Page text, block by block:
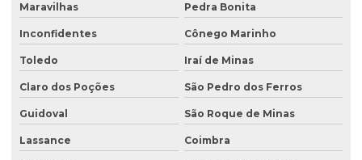
Maravilhas Pedra Bonita
Inconfidentes Cônego Marinho
Toledo Iraí de Minas
Claro dos Poções São Pedro dos Ferros
Guidoval São Roque de Minas
Lassance Coimbra